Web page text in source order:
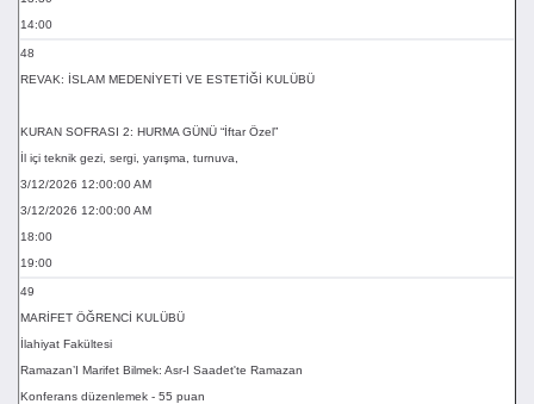
14:00
48
REVAK: İSLAM MEDENİYETİ VE ESTETİĞİ KULÜBÜ
KURAN SOFRASI 2: HURMA GÜNÜ “İftar Özel”
İl içi teknik gezi, sergi, yarışma, turnuva,
3/12/2026 12:00:00 AM
3/12/2026 12:00:00 AM
18:00
19:00
49
MARİFET ÖĞRENCİ KULÜBÜ
İlahiyat Fakültesi
Ramazan’I Marifet Bilmek: Asr-I Saadet'te Ramazan
Konferans düzenlemek - 55 puan